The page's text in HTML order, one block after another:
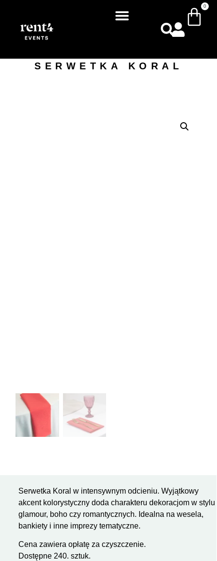
0
SERWETKA KORAL
Serwetka Koral w intensywnym odcieniu. Wyjątkowy
akcent kolorystyczny doda charakteru dekoracjom w stylu
glamour, boho czy romantycznych. Idealna na wesela,
bankiety i inne imprezy tematyczne.
Cena zawiera opłatę za czyszczenie.
Dostępne 240. sztuk.